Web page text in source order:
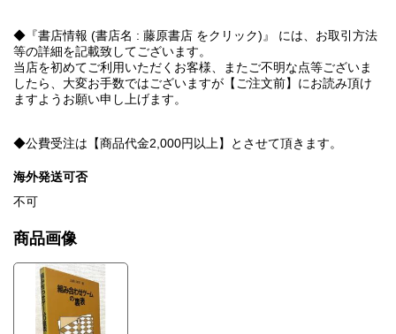
◆『書店情報 (書店名 : 藤原書店 をクリック)』 には、お取引方法
等の詳細を記載致してございます。
当店を初めてご利用いただくお客様、またご不明な点等ございま
したら、大変お手数ではございますが【ご注文前】にお読み頂け
ますようお願い申し上げます。
◆公費受注は【商品代金2,000円以上】とさせて頂きます。
海外発送可否
不可
商品画像